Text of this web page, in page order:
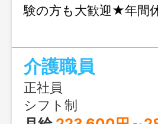
験の方も大歓迎★年間
介護職員
正社員
シフト制